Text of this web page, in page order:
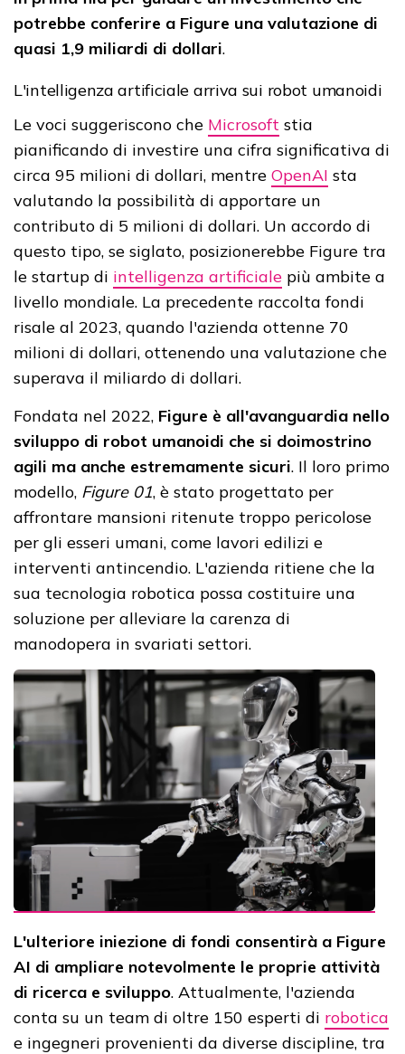
potrebbe conferire a Figure una valutazione di
quasi 1,9 miliardi di dollari.
L'intelligenza artificiale arriva sui robot umanoidi
Le voci suggeriscono che Microsoft stia
pianificando di investire una cifra significativa di
circa 95 milioni di dollari, mentre OpenAI sta
valutando la possibilità di apportare un
contributo di 5 milioni di dollari. Un accordo di
questo tipo, se siglato, posizionerebbe Figure tra
le startup di intelligenza artificiale più ambite a
livello mondiale. La precedente raccolta fondi
risale al 2023, quando l'azienda ottenne 70
milioni di dollari, ottenendo una valutazione che
superava il miliardo di dollari.
Fondata nel 2022, Figure è all'avanguardia nello
sviluppo di robot umanoidi che si doimostrino
agili ma anche estremamente sicuri. Il loro primo
modello, Figure 01, è stato progettato per
affrontare mansioni ritenute troppo pericolose
per gli esseri umani, come lavori edilizi e
interventi antincendio. L'azienda ritiene che la
sua tecnologia robotica possa costituire una
soluzione per alleviare la carenza di
manodopera in svariati settori.
L'ulteriore iniezione di fondi consentirà a Figure
AI di ampliare notevolmente le proprie attività
di ricerca e sviluppo. Attualmente, l'azienda
conta su un team di oltre 150 esperti di robotica
e ingegneri provenienti da diverse discipline, tra